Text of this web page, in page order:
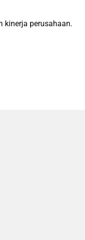
kinerja perusahaan.